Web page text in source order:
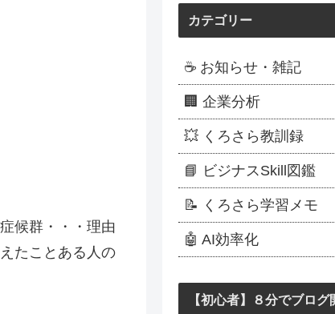
候群・・・理由
たことある人の
カテゴリー
☕ お知らせ・雑記
🏢 企業分析
💥 くろさら教訓録
📘 ビジナスSkill図鑑
📝 くろさら学習メモ
🤖 AI効率化
【初心者】８分でブログ